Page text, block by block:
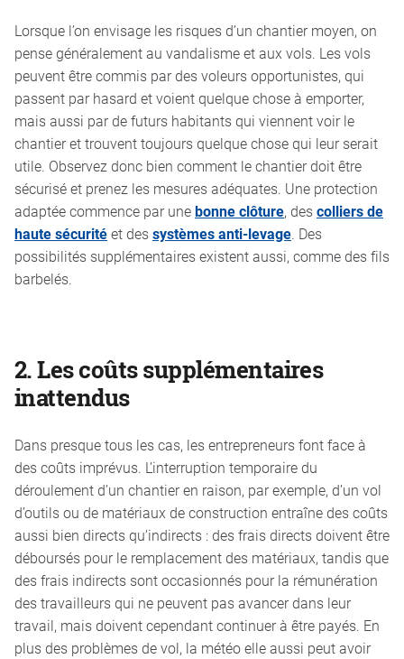
Lorsque l’on envisage les risques d’un chantier moyen, on
pense généralement au vandalisme et aux vols. Les vols
peuvent être commis par des voleurs opportunistes, qui
passent par hasard et voient quelque chose à emporter,
mais aussi par de futurs habitants qui viennent voir le
chantier et trouvent toujours quelque chose qui leur serait
utile. Observez donc bien comment le chantier doit être
sécurisé et prenez les mesures adéquates. Une protection
adaptée commence par unebonne clôture, descolliers de
haute sécuritéet dessystèmes anti-levage. Des
possibilités supplémentaires existent aussi, comme des fils
barbelés.
2.Les coûts supplémentaires
inattendus
Dans presque tous les cas, les entrepreneurs font face à
des coûts imprévus. L’interruption temporaire du
déroulement d’un chantier en raison, par exemple, d’un vol
d’outils ou de matériaux de construction entraîne des coûts
aussi bien directs qu’indirects : des frais directs doivent être
déboursés pour le remplacement des matériaux, tandis que
des frais indirects sont occasionnés pour la rémunération
des travailleurs qui ne peuvent pas avancer dans leur
travail, mais doivent cependant continuer à être payés. En
plus des problèmes de vol, la météo elle aussi peut avoir